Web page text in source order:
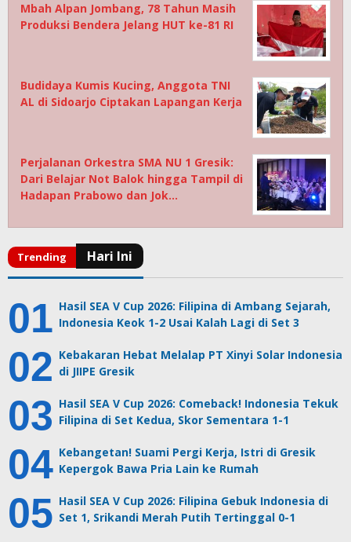
Mbah Alpan Jombang, 78 Tahun Masih
Produksi Bendera Jelang HUT ke-81 RI
Budidaya Kumis Kucing, Anggota TNI
AL di Sidoarjo Ciptakan Lapangan Kerja
Perjalanan Orkestra SMA NU 1 Gresik:
Dari Belajar Not Balok hingga Tampil di
Hadapan Prabowo dan Jok…
Hasil SEA V Cup 2026: Filipina di Ambang Sejarah,
Indonesia Keok 1-2 Usai Kalah Lagi di Set 3
Kebakaran Hebat Melalap PT Xinyi Solar Indonesia
di JIIPE Gresik
Hasil SEA V Cup 2026: Comeback! Indonesia Tekuk
Filipina di Set Kedua, Skor Sementara 1-1
Kebangetan! Suami Pergi Kerja, Istri di Gresik
Kepergok Bawa Pria Lain ke Rumah
Hasil SEA V Cup 2026: Filipina Gebuk Indonesia di
Set 1, Srikandi Merah Putih Tertinggal 0-1